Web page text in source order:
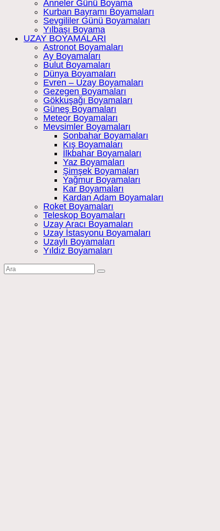
Anneler Günü Boyama
Kurban Bayramı Boyamaları
Sevgililer Günü Boyamaları
Yılbaşı Boyama
UZAY BOYAMALARI
Astronot Boyamaları
Ay Boyamaları
Bulut Boyamaları
Dünya Boyamaları
Evren – Uzay Boyamaları
Gezegen Boyamaları
Gökkuşağı Boyamaları
Güneş Boyamaları
Meteor Boyamaları
Mevsimler Boyamaları
Sonbahar Boyamaları
Kış Boyamaları
İlkbahar Boyamaları
Yaz Boyamaları
Şimşek Boyamaları
Yağmur Boyamaları
Kar Boyamaları
Kardan Adam Boyamaları
Roket Boyamaları
Teleskop Boyamaları
Uzay Aracı Boyamaları
Uzay İstasyonu Boyamaları
Uzaylı Boyamaları
Yıldız Boyamaları